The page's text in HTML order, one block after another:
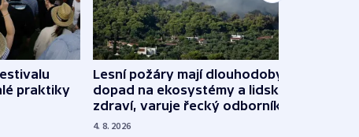
praktiky
Lesní požáry mají dlouhodobý
dopad na ekosystémy a lidské
zdraví, varuje řecký odborník
4. 8. 2026